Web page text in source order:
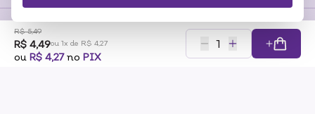
R$ 5,49
R$ 4,49ou 1x de R$ 4,27
ou R$ 4,27no PIX
Certificados